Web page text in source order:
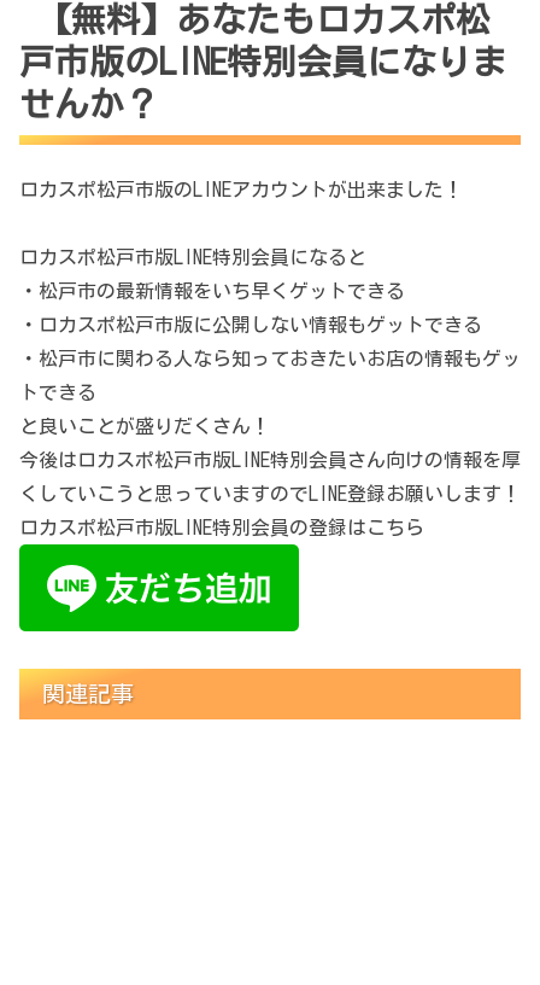
【無料】あなたもロカスポ松
戸市版のLINE特別会員になりま
せんか？
ロカスポ松戸市版のLINEアカウントが出来ました！
ロカスポ松戸市版LINE特別会員になると
・松戸市の最新情報をいち早くゲットできる
・ロカスポ松戸市版に公開しない情報もゲットできる
・松戸市に関わる人なら知っておきたいお店の情報もゲッ
トできる
と良いことが盛りだくさん！
今後はロカスポ松戸市版LINE特別会員さん向けの情報を厚
くしていこうと思っていますのでLINE登録お願いします！
ロカスポ松戸市版LINE特別会員の登録はこちら
関連記事